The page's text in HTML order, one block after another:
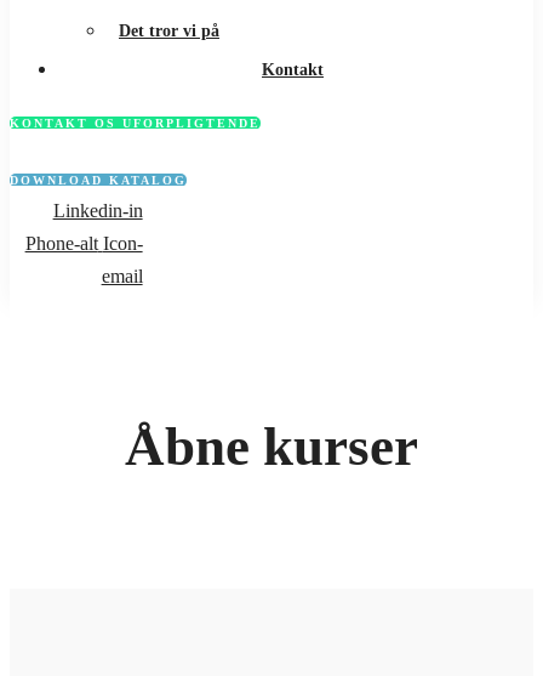
Det tror vi på
Kontakt
KONTAKT OS UFORPLIGTENDE
DOWNLOAD KATALOG
Linkedin-in
Phone-alt Icon-
email
Åbne kurser